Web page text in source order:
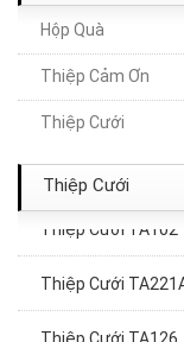
Hộp Quà
Thiệp Cảm Ơn
Thiệp Cưới
Thiệp Cưới
Thiệp Cưới TA043
Thiệp Cưới TA038
Thiệp Cưới
Thiệp Cưới TA126